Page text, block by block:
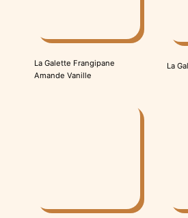
La Galette Frangipane
Amande Vanille
La